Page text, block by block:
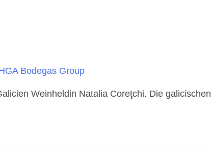
Weinheldin Natalia Coreţchi. Die galicischen